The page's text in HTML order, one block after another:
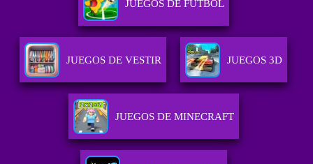
JUEGOS DE FUTBOL
JUEGOS DE VESTIR JUEGOS 3D
JUEGOS DE MINECRAFT